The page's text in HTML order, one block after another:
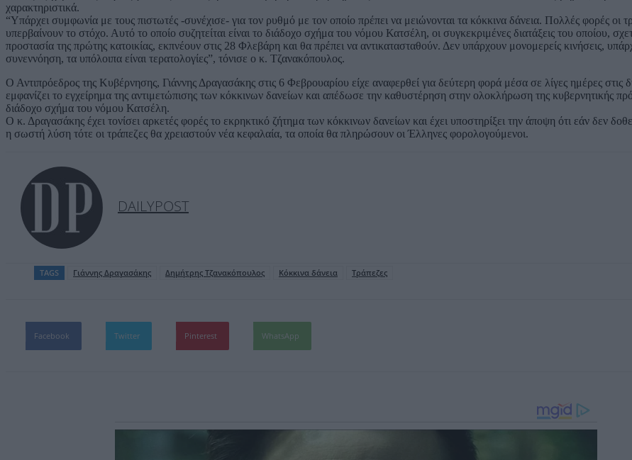
χαρακτηριστικά.
“Υπάρχει συμφωνία με τους πιστωτές -συνέχισε- για τον ρυθμό με τον οποίο πρέπει να μειώνονται τα κόκκινα δάνεια. Πολλές φορές οι
υπερβαίνουν το στόχο. Αυτό το οποίο συζητείται είναι το διάδοχο σχήμα του νόμου Κατσέλη, οι συγκεκριμένες διατάξεις του οποίου,
προστασία της πρώτης κατοικίας, εκπνέουν στις 28 Φλεβάρη και θα πρέπει να αντικατασταθούν. Δεν υπάρχουν μονομερείς κινήσεις,
συνεννόηση, τα υπόλοιπα είναι τερατολογίες”, τόνισε ο κ. Τζανακόπουλος.
Ο Αντιπρόεδρος της Κυβέρνησης, Γιάννης Δραγασάκης στις 6 Φεβρουαρίου είχε αναφερθεί για δεύτερη φορά μέσα σε λίγες ημέρες στις
εμφανίζει το εγχείρημα της αντιμετώπισης των κόκκινων δανείων και απέδωσε την καθυστέρηση στην ολοκλήρωση της κυβερνητικής
διάδοχο σχήμα του νόμου Κατσέλη.
Ο κ. Δραγασάκης έχει τονίσει αρκετές φορές το εκρηκτικό ζήτημα των κόκκινων δανείων και έχει υποστηρίξει την άποψη ότι εάν δεν
η σωστή λύση τότε οι τράπεζες θα χρειαστούν νέα κεφαλαία, τα οποία θα πληρώσουν οι Έλληνες φορολογούμενοι.
DAILYPOST
TAGS Γιάννης Δραγασάκης Δημήτρης Τζανακόπουλος Κόκκινα δάνεια Τράπεζες
Facebook Twitter Pinterest WhatsApp